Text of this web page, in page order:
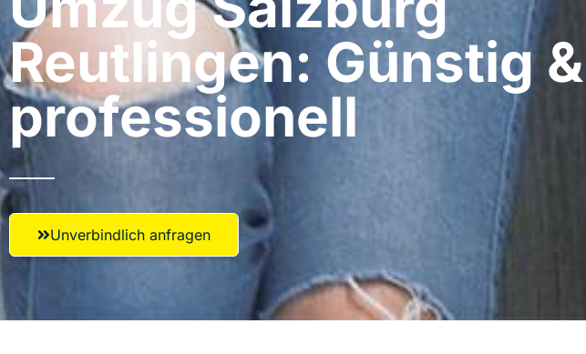
Reutlingen: Günstig &
professionell​
Unverbindlich anfragen